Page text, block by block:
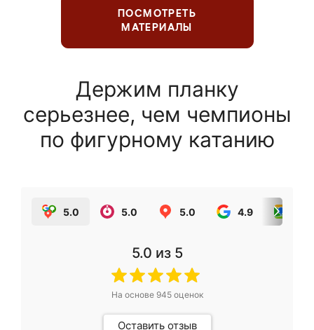
ПОСМОТРЕТЬ
МАТЕРИАЛЫ
Держим планку
серьезнее, чем чемпионы
по фигурному катанию
5.0 5.0 5.0 4.9
5.0 из 5
На основе 945оценок
Оставить отзыв